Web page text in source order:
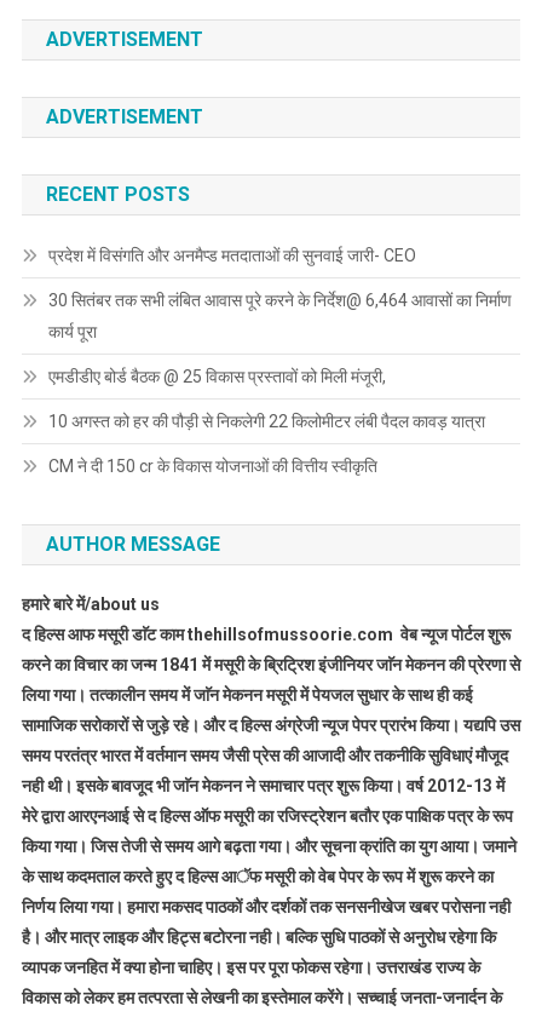
ADVERTISEMENT
ADVERTISEMENT
RECENT POSTS
प्रदेश में विसंगति और अनमैप्ड मतदाताओं की सुनवाई जारी- CEO
30 सितंबर तक सभी लंबित आवास पूरे करने के निर्देश@ 6,464 आवासों का निर्माण
कार्य पूरा
एमडीडीए बोर्ड बैठक @ 25 विकास प्रस्तावों को मिली मंजूरी,
10 अगस्त को हर की पौड़ी से निकलेगी 22 किलोमीटर लंबी पैदल कावड़ यात्रा
CM ने दी 150 cr के विकास योजनाओं की वित्तीय स्वीकृति
AUTHOR MESSAGE
हमारे बारे में/about us
द हिल्स आफ मसूरी डाॅट काम thehillsofmussoorie.com वेब न्यूज पोर्टल शुरू
करने का विचार का जन्म 1841 में मसूरी के ब्रिट्रिश इंजीनियर जाॅन मेकनन की प्रेरणा से
लिया गया। तत्कालीन समय में जाॅन मेकनन मसूरी में पेयजल सुधार के साथ ही कई
सामाजिक सरोकारों से जुड़े रहे। और द हिल्स अंग्रेजी न्यूज पेपर प्रारंभ किया। यद्यपि उस
समय परतंत्र भारत में वर्तमान समय जैसी प्रेस की आजादी और तकनीकि सुविधाएं मौजूद
नही थी। इसके बावजूद भी जाॅन मेकनन ने समाचार पत्र शुरू किया। वर्ष 2012-13 में
मेरे द्वारा आरएनआई से द हिल्स ऑफ मसूरी का रजिस्ट्रेशन बतौर एक पाक्षिक पत्र के रूप
किया गया। जिस तेजी से समय आगे बढ़ता गया। और सूचना क्रांति का युग आया। जमाने
के साथ कदमताल करते हुए द हिल्स आॅफ मसूरी को वेब पेपर के रूप में शुरू करने का
निर्णय लिया गया। हमारा मकसद पाठकों और दर्शकों तक सनसनीखेज खबर परोसना नही
है। और मात्र लाइक और हिट्स बटोरना नही। बल्कि सुधि पाठकों से अनुरोध रहेगा कि
व्यापक जनहित में क्या होना चाहिए। इस पर पूरा फोकस रहेगा। उत्तराखंड राज्य के
विकास को लेकर हम तत्परता से लेखनी का इस्तेमाल करेंगे। सच्चाई जनता-जनार्दन के